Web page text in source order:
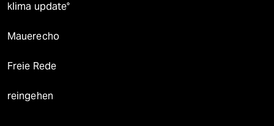
klima update°
Mauerecho
Freie Rede
reingehen